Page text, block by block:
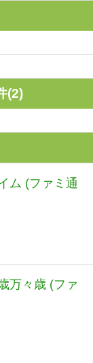
(2)
ム (ファミ通
万々歳 (ファ